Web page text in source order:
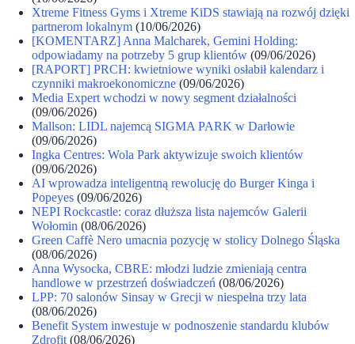
Xtreme Fitness Gyms i Xtreme KiDS stawiają na rozwój dzięki
partnerom lokalnym (10/06/2026)
[KOMENTARZ] Anna Malcharek, Gemini Holding:
odpowiadamy na potrzeby 5 grup klientów (09/06/2026)
[RAPORT] PRCH: kwietniowe wyniki osłabił kalendarz i
czynniki makroekonomiczne (09/06/2026)
Media Expert wchodzi w nowy segment działalności
(09/06/2026)
Mallson: LIDL najemcą SIGMA PARK w Darłowie
(09/06/2026)
Ingka Centres: Wola Park aktywizuje swoich klientów
(09/06/2026)
AI wprowadza inteligentną rewolucję do Burger Kinga i
Popeyes (09/06/2026)
NEPI Rockcastle: coraz dłuższa lista najemców Galerii
Wołomin (08/06/2026)
Green Caffè Nero umacnia pozycję w stolicy Dolnego Śląska
(08/06/2026)
Anna Wysocka, CBRE: młodzi ludzie zmieniają centra
handlowe w przestrzeń doświadczeń (08/06/2026)
LPP: 70 salonów Sinsay w Grecji w niespełna trzy lata
(08/06/2026)
Benefit System inwestuje w podnoszenie standardu klubów
Zdrofit (08/06/2026)